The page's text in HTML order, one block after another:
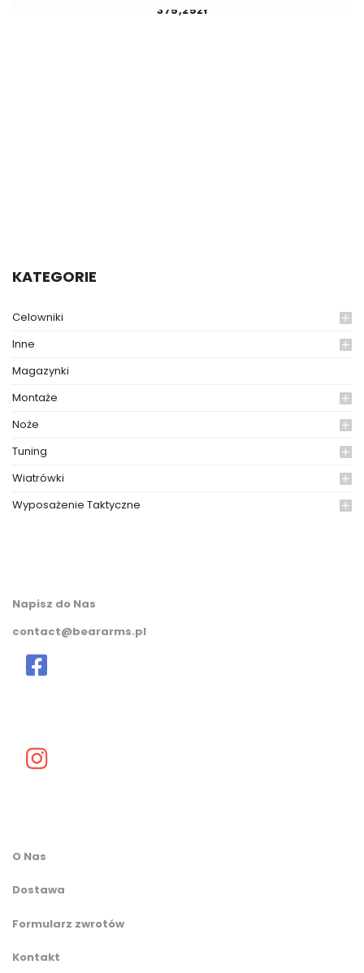
KATEGORIE
Celowniki
Inne
Magazynki
Montaże
Noże
Tuning
Wiatrówki
Wyposażenie Taktyczne
375,25zł
Napisz do Nas
contact@beararms.pl
O Nas
Dostawa
Formularz zwrotów
Kontakt